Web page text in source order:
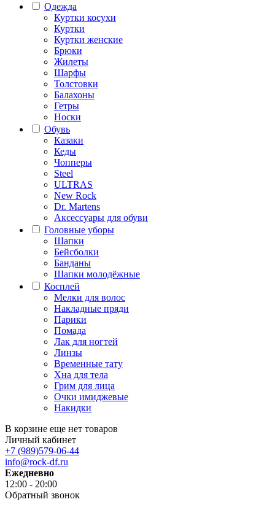
Одежда
Куртки косухи
Куртки
Куртки женские
Брюки
Жилеты
Шарфы
Толстовки
Балахоны
Гетры
Носки
Обувь
Казаки
Кеды
Чопперы
Steel
ULTRAS
New Rock
Dr. Martens
Аксессуары для обуви
Головные уборы
Шапки
Бейсболки
Банданы
Шапки молодёжные
Косплей
Мелки для волос
Накладные пряди
Парики
Помада
Лак для ногтей
Линзы
Временные тату
Хна для тела
Грим для лица
Очки имиджевые
Накидки
В корзине еще нет товаров
Личный кабинет
+7 (989)579-06-44
info@rock-df.ru
Ежедневно
12:00 - 20:00
Обратный звонок